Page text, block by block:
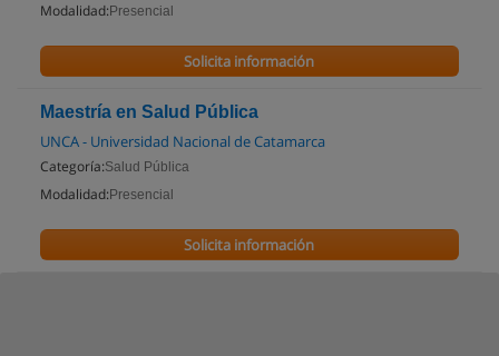
Modalidad: Presencial
Solicita información
Maestría en Salud Pública
UNCA - Universidad Nacional de Catamarca
Categoría:Salud Pública
Modalidad: Presencial
Solicita información